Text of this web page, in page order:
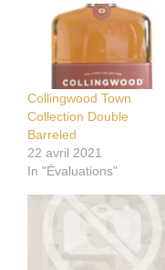
Collingwood Town
Collection Double
Barreled
22 avril 2021
In "Évaluations"